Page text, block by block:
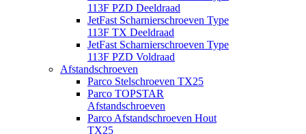
113F PZD Deeldraad
JetFast Scharnierschroeven Type
113F TX Deeldraad
JetFast Scharnierschroeven Type
113F PZD Voldraad
Afstandschroeven
Parco Stelschroeven TX25
Parco TOPSTAR
Afstandschroeven
Parco Afstandschroeven Hout
TX25